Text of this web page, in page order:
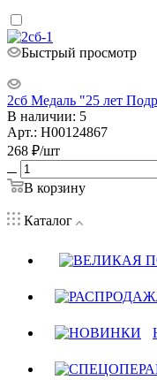
Быстрый просмотр
2сб Медаль "25 лет
В наличии: 5
Арт.: Н00124867
268 ₽/шт
В корзину
Каталог